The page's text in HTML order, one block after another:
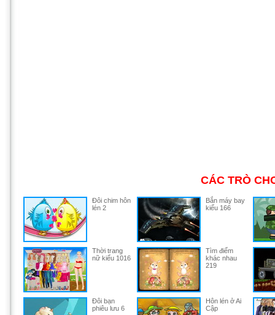
CÁC TRÒ
Đôi chim hôn
lén 2
Bắn máy bay
kiểu 166
Thời trang
nữ kiểu 1016
Tìm điểm
khác nhau
219
Đôi bạn
phiêu lưu 6
Hôn lén ở Ai
Cập